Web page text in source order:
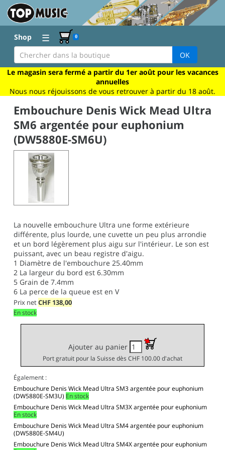
Shop ☰ 0
OK
Le magasin sera fermé a partir du 1er août pour les vacances
annuelles
Nous nous réjouissons de vous retrouver à partir du 18 août.
Embouchure Denis Wick Mead Ultra
SM6 argentée pour euphonium
(DW5880E-SM6U)
La nouvelle embouchure Ultra une forme extérieure
différente, plus lourde, une cuvette un peu plus arrondie
et un bord légèrement plus aigu sur l'intérieur. Le son est
puissant, avec un beau registre d'aigu.
1 Diamètre de l'embouchure 25.40mm
2 La largeur du bord est 6.30mm
5 Grain de 7.4mm
6 La perce de la queue est en V
Prix netCHF 138,00
En stock
Ajouter au panier
Port gratuit pour la Suisse dès CHF 100.00 d'achat
Également :
Embouchure Denis Wick Mead Ultra SM3 argentée pour euphonium
(DW5880E-SM3U) En stock
Embouchure Denis Wick Mead Ultra SM3X argentée pour euphonium
En stock
Embouchure Denis Wick Mead Ultra SM4 argentée pour euphonium
(DW5880E-SM4U)
Embouchure Denis Wick Mead Ultra SM4X argentée pour euphonium